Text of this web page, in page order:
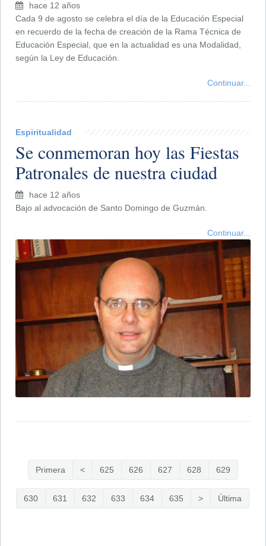
hace 12 años
Cada 9 de agosto se celebra el día de la Educación Especial
en recuerdo de la fecha de creación de la Rama Técnica de
Educación Especial, que en la actualidad es una Modalidad,
según la Ley de Educación.
Continuar...
Espiritualidad
Se conmemoran hoy las Fiestas
Patronales de nuestra ciudad
hace 12 años
Bajo al advocación de Santo Domingo de Guzmán.
Continuar...
Primera < 625 626 627 628 629
630 631 632 633 634 635 > Última